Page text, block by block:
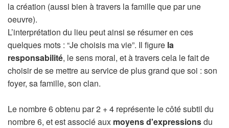
la création (aussi bien à travers la famille que par une
oeuvre).
L’interprétation du lieu peut ainsi se résumer en ces
quelques mots : “Je choisis ma vie”. Il figure la
responsabilité, le sens moral, et à travers cela le fait de
choisir de se mettre au service de plus grand que soi : son
foyer, sa famille, son clan.
Le nombre 6 obtenu par 2 + 4 représente le côté subtil du
nombre 6, et est associé aux moyens d'expressionsdu